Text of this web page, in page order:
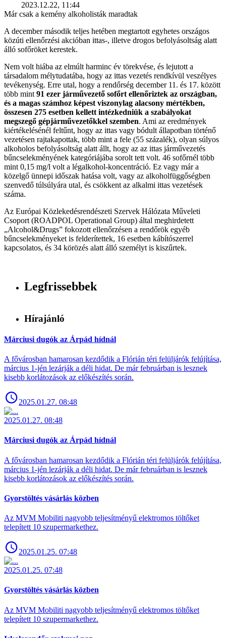
2023.12.22, 11:44
Már csak a kemény alkoholisták maradtak
A december második teljes hetében megtartott egyhetes országos
közúti ellenőrzési akcióban ittas-, illetve drogos befolyásoltság alatt
álló sofőröket kerestek.
Nem volt hiába az elmúlt harminc év törekvése, és lejutott a
társadalom mélytudatába, hogy az ittas vezetés rendkívül veszélyes
tevékenység. Erre utal, hogy a rendőrség december 11. és 17. között
több mint 91 ezer járművezető sofőrt ellenőriztek az országban,
és a magas számhoz képest viszonylag alacsony mértékben,
összesen 275 esetben kellett intézkedniük a szabályokat
megszegő gépjárművezetőkkel szemben. Ami az eredmények
kiértékelésénél feltűnt, hogy az ittas vagy bódult állapotban történő
vezetésen rajtakapottak, több mint a fele (55 százalék), olyan súlyos
alkoholos befolyásoltság alatt állt, hogy az az ittas járművezetés
bűncselekményének kategóriájába sorolt tett volt. 46 sofőrnél több
mint 0,15 mg/l volt a légalkohol-koncentráció. Ez vagy már a
közelgő ünnepi időszak hatása volt, vagy az alkoholfüggőségben
szenvedő túlsúlyára utal, és csökkent az alkalmi ittas vezetések
száma.
Az Európai Közlekedésrendészeti Szervek Hálózata Műveleti
Csoport (ROADPOL Operational Group) által meghirdetett
„Alcohol&Drugs” fokozott ellenőrzésen a rendőrök egyéb
bűncselekményeket is felderítettek, 16 esetben kábítószerrel
kapcsolatos, és 34 körözés alatt álló személyt is kiszűrtek.
Legfrissebbek
Hírajánló
Márciusi dugók az Árpád hídnál
A fővárosban hamarosan kezdődik a Flórián téri felüljárók felújítása,
március 1-jén lezárják a déli hidat. De már februárban is lesznek
kisebb korlátozások az előkészítés során.
2025.01.27. 08:48
2025.01.27. 08:48
Márciusi dugók az Árpád hídnál
A fővárosban hamarosan kezdődik a Flórián téri felüljárók felújítása,
március 1-jén lezárják a déli hidat. De már februárban is lesznek
kisebb korlátozások az előkészítés során.
Gyorstöltés vásárlás közben
Az MVM Mobiliti nagyobb teljesítményű elektromos töltőket
telepített 10 szupermarkethez.
2025.01.25. 07:48
2025.01.25. 07:48
Gyorstöltés vásárlás közben
Az MVM Mobiliti nagyobb teljesítményű elektromos töltőket
telepített 10 szupermarkethez.